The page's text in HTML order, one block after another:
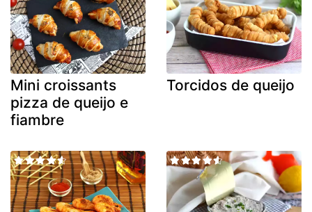
Mini croissants
pizza de queijo e
fiambre
Torcidos de queijo